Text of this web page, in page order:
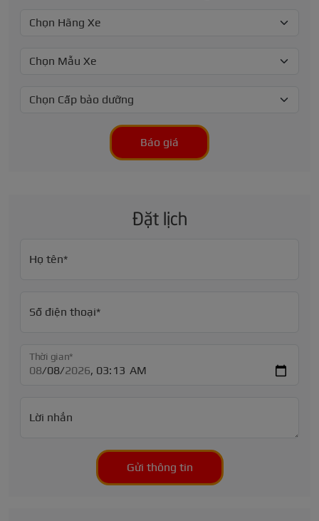
Báo giá
Đặt lịch
Họ tên*
Số điện thoại*
Thời gian*
Lời nhắn
Gửi thông tin